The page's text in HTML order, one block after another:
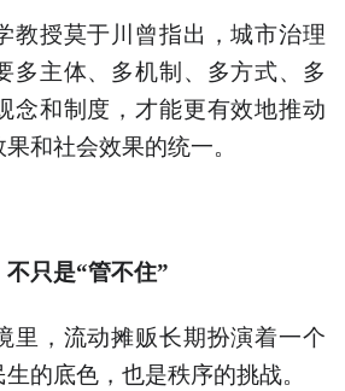
教授莫于川曾指出，城市治理
多主体、多机制、多方式、多
念和制度，才能更有效地推动
和社会效果的统一。
不只是“管不住”
里，流动摊贩长期扮演着一个
的底色，也是秩序的挑战。